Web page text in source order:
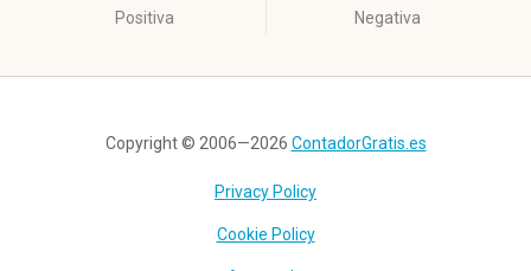
Positiva Negativa
Copyright © 2006—2026 ContadorGratis.es
Privacy Policy
Cookie Policy